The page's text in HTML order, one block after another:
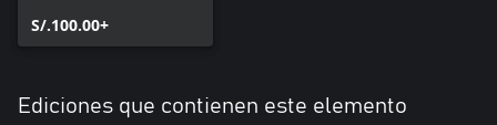
S/.100.00+
Ediciones que contienen este elemento